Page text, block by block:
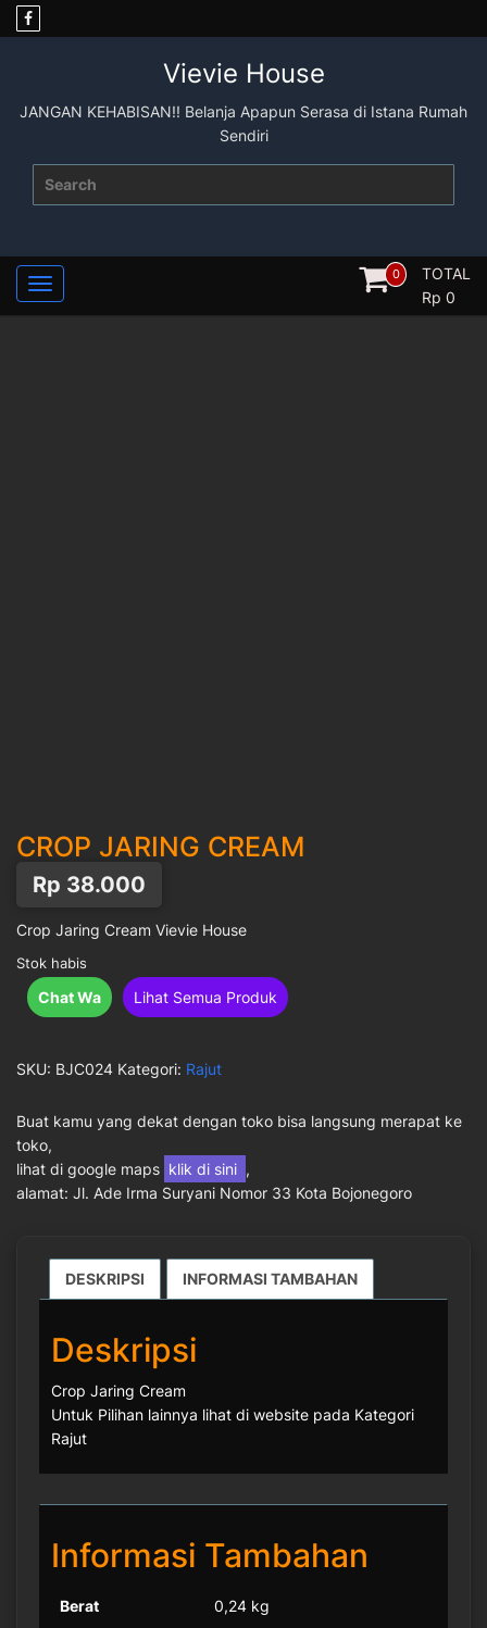
Skip
to
Vievie House
JANGAN KEHABISAN!! Belanja Apapun Serasa di Istana Rumah
Sendiri
0
TOTAL
Rp 0
CROP JARING CREAM
Rp 38.000
Crop Jaring Cream Vievie House
Stok habis
Chat Wa Lihat Semua Produk
SKU: BJC024 Kategori: Rajut
Buat kamu yang dekat dengan toko bisa langsung merapat ke
toko,
lihat di google maps klik di sini ,
alamat: Jl. Ade Irma Suryani Nomor 33 Kota Bojonegoro
DESKRIPSI INFORMASI TAMBAHAN
Deskripsi
Crop Jaring Cream
Untuk Pilihan lainnya lihat di website pada Kategori
Rajut
Informasi Tambahan
Berat 0,24 kg